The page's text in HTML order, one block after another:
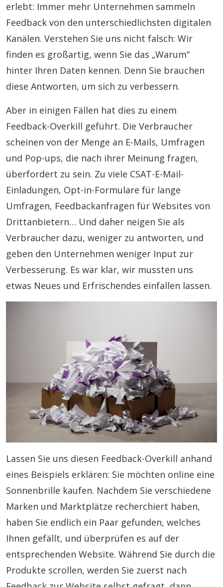
erlebt: Immer mehr Unternehmen sammeln
Feedback von den unterschiedlichsten digitalen
Kanälen. Verstehen Sie uns nicht falsch: Wir
finden es großartig, wenn Sie das „Warum“
hinter Ihren Daten kennen. Denn Sie brauchen
diese Antworten, um sich zu verbessern.
Aber in einigen Fällen hat dies zu einem
Feedback-Overkill geführt. Die Verbraucher
scheinen von der Menge an E-Mails, Umfragen
und Pop-ups, die nach ihrer Meinung fragen,
überfordert zu sein. Zu viele CSAT-E-Mail-
Einladungen, Opt-in-Formulare für lange
Umfragen, Feedbackanfragen für Websites von
Drittanbietern… Und daher neigen Sie als
Verbraucher dazu, weniger zu antworten, und
geben den Unternehmen weniger Input zur
Verbesserung. Es war klar, wir mussten uns
etwas Neues und Erfrischendes einfallen lassen.
Lassen Sie uns diesen Feedback-Overkill anhand
eines Beispiels erklären: Sie möchten online eine
Sonnenbrille kaufen. Nachdem Sie verschiedene
Marken und Marktplätze recherchiert haben,
haben Sie endlich ein Paar gefunden, welches
Ihnen gefällt, und überprüfen es auf der
entsprechenden Website. Während Sie durch die
Produkte scrollen, werden Sie zuerst nach